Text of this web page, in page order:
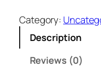
€
2
7
,
2
,
7
9
s
i
Category:
Description
Reviews (0)